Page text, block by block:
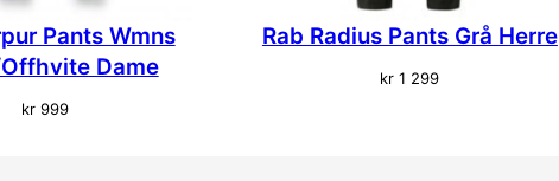
Pants Wmns
Dame
kr 999
Rab Radius Pants Grå Herre
kr 1 299